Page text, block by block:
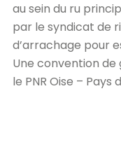
au sein du ru
par le syndicat de
d’arrachage pour
Une convention de
le PNR Oise –